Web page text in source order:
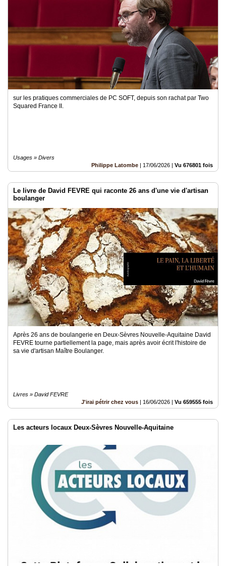
sur les pratiques commerciales de PC SOFT, depuis son rachat par Two
Squared France II.
Usages » Divers
Philippe Latombe | 17/06/2026 | Vu 676801 fois
Le livre de David FEVRE qui raconte 26 ans d'une vie d'artisan
boulanger
Après 26 ans de boulangerie en Deux-Sèvres Nouvelle-Aquitaine David
FEVRE tourne partiellement la page, mais après avoir écrit l'histoire de
sa vie d'artisan Maître Boulanger.
Livres » David FEVRE
J'irai pétrir chez vous | 16/06/2026 | Vu 659555 fois
Les acteurs locaux Deux-Sèvres Nouvelle-Aquitaine